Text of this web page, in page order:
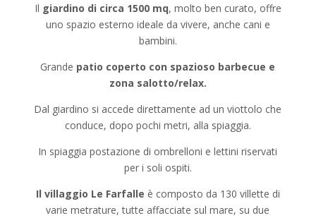
Il giardino di circa 1500 mq, molto ben curato, offre
uno spazio esterno ideale da vivere, anche cani e
bambini.
Grande patio coperto con spazioso barbecue e
zona salotto/relax.
Dal giardino si accede direttamente ad un viottolo che
conduce, dopo pochi metri, alla spiaggia.
In spiaggia postazione di ombrelloni e lettini riservati
per i soli ospiti.
Il villaggio Le Farfalle è composto da 130 villette di
varie metrature, tutte affacciate sul mare, su due